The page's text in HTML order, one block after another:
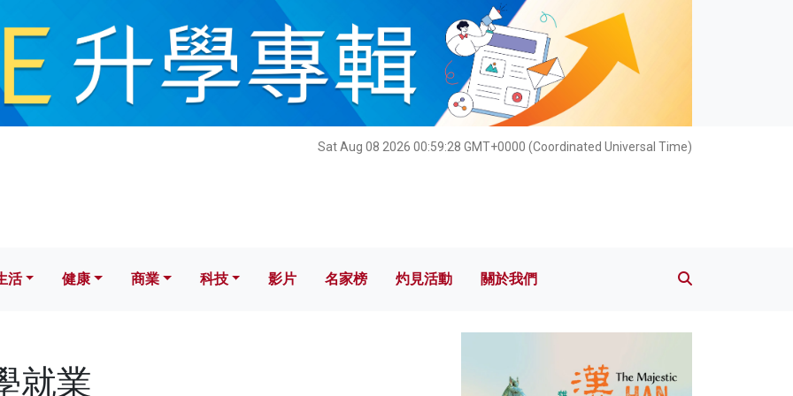
Sat Aug 08 2026 00:59:29 GMT+0000 (Coordinated Universal Time)
健康 科技 影片 名家榜 灼見活動 關於我們
活 健康 商業 科技 影片 名家榜 灼見活動 關於我們
就業